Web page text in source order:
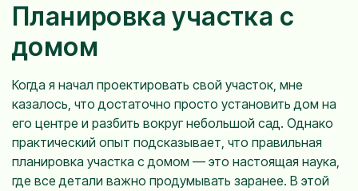
Планировка участка с
домом
Когда я начал проектировать свой участок, мне
казалось, что достаточно просто установить дом на
его центре и разбить вокруг небольшой сад. Однако
практический опыт подсказывает, что правильная
планировка участка с домом — это настоящая наука,
где все детали важно продумывать заранее. В этой